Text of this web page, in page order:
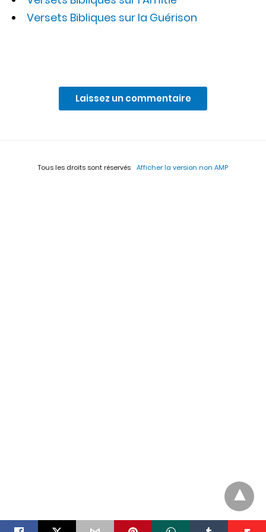
Versets Bibliques sur la Guérison
Laissez un commentaire
Tous les droits sont réservés Afficher la version non AMP